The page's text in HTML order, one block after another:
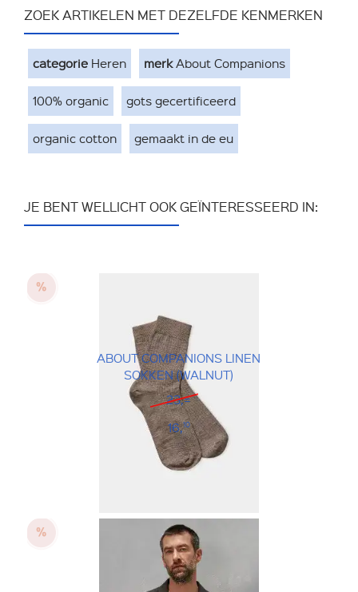
ZOEK ARTIKELEN MET DEZELFDE KENMERKEN
categorie Heren merkAbout Companions
100% organic gots gecertificeerd
organic cotton gemaakt in de eu
JE BENT WELLICHT OOK GEÏNTERESSEERD IN:
ABOUT COMPANIONS LINEN
SOKKEN (WALNUT)
23,=
16,10